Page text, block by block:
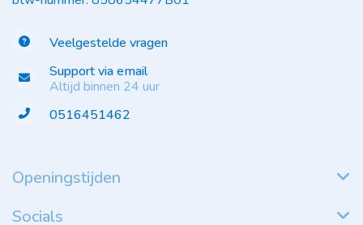
Veelgestelde vragen
Support via email
Altijd binnen 24 uur
0516451462
Openingstijden
Socials